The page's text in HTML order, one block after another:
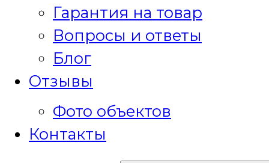
Гарантия на товар
Вопросы и ответы
Блог
Отзывы
Фото объектов
Контакты